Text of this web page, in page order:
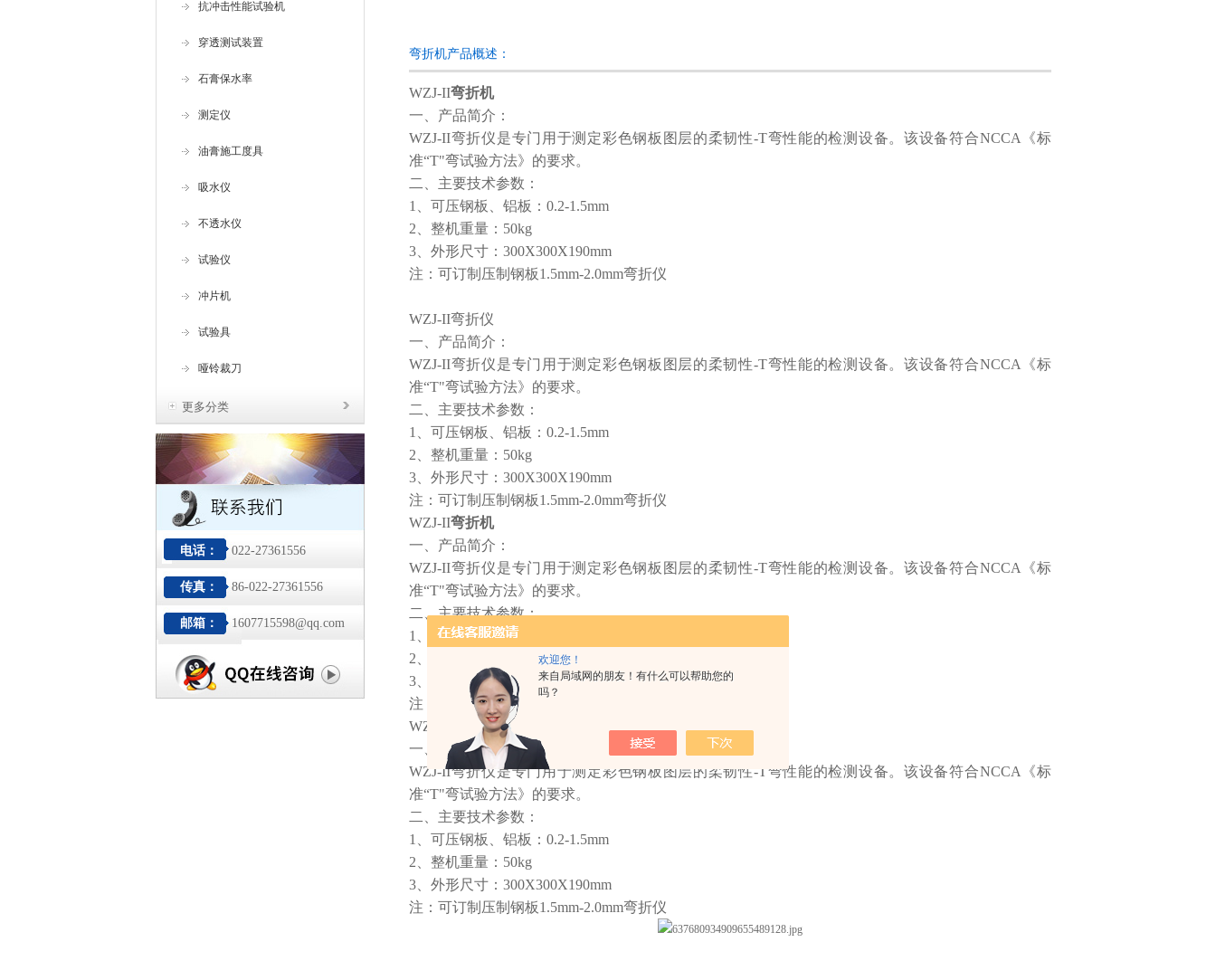
欢迎您！
来自局域网的朋友！有什么可以帮助您的
吗？
抗冲击性能试验机
穿透测试装置
石膏保水率
测定仪
油膏施工度具
吸水仪
不透水仪
试验仪
冲片机
试验具
哑铃裁刀
更多分类
电话： 022-27361556
传真： 86-022-27361556
邮箱： 1607715598@qq.com
弯折机产品概述：
WZJ-II弯折机
一、 产品简介：
WZJ-II弯折仪是专门用于测定彩色钢板图层的柔韧性-T弯性能的检测设备。该设备符合NCCA《标
准“T"弯试验方法》的要求。
二、 主要技术参数：
1、 可压钢板、铝板： 0.2-1.5mm
2、 整机重量： 50kg
3、 外形尺寸： 300X300X190mm
注：可订制压制钢板1.5mm-2.0mm弯折仪
WZJ-II弯折仪
一、 产品简介：
WZJ-II弯折仪是专门用于测定彩色钢板图层的柔韧性-T弯性能的检测设备。该设备符合NCCA《标
准“T"弯试验方法》的要求。
二、 主要技术参数：
1、 可压钢板、铝板： 0.2-1.5mm
2、 整机重量： 50kg
3、 外形尺寸： 300X300X190mm
注：可订制压制钢板1.5mm-2.0mm弯折仪
WZJ-II弯折机
一、 产品简介：
WZJ-II弯折仪是专门用于测定彩色钢板图层的柔韧性-T弯性能的检测设备。该设备符合NCCA《标
准“T"弯试验方法》的要求。
二、主要技术参数：
1、
可压钢板、铝板：
2、
3、
外形尺寸：300X300X190mm
注：可订制压制钢板
WZJ-II弯折仪
一、
产品简介：
WZJ-II弯折仪是专门用于测定彩色钢板图层的柔韧性-T弯性能的检测设备。该设备符合NCCA《标
准“T"弯试验方法》的要求。
二、 主要技术参数：
1、 可压钢板、铝板： 0.2-1.5mm
2、 整机重量： 50kg
3、 外形尺寸： 300X300X190mm
注：可订制压制钢板1.5mm-2.0mm弯折仪